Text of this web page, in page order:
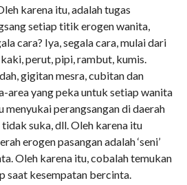
karena itu, adalah tugas
setiap titik erogen wanita,
cara? Iya, segala cara, mulai dari
perut, pipi, rambut, kumis.
gigitan mesra, cubitan dan
area yang peka untuk setiap wanita
menyukai perangsangan di daerah
suka, dll. Oleh karena itu
erogen pasangan adalah ‘seni’
Oleh karena itu, cobalah temukan
saat kesempatan bercinta.